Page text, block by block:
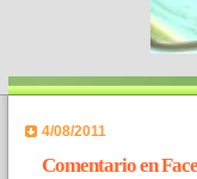
4/08/2011
Comentario en